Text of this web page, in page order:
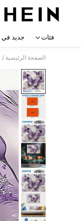
فئات جديد في
الصفحة الرئيسية /